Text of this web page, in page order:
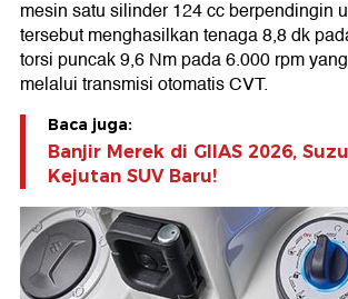
mesin satu silinder 124 cc berpendingin
tersebut menghasilkan tenaga 8,8 dk
torsi puncak 9,6 Nm pada 6.000 rpm
melalui transmisi otomatis CVT.
Baca juga:
Banjir Merek di GIIAS 2026,
Kejutan SUV Baru!